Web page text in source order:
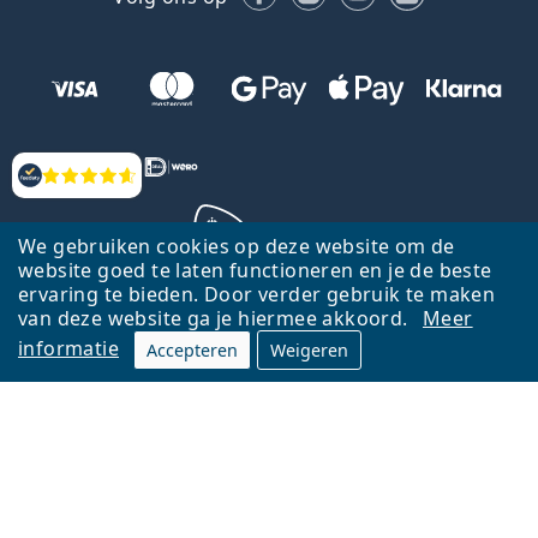
We gebruiken cookies op deze website om de
website goed te laten functioneren en je de beste
ervaring te bieden. Door verder gebruik te maken
van deze website ga je hiermee akkoord.
Meer
informatie
Accepteren Weigeren
Beoordelingen
Terug naar de homepagina
Ga omhoog
Lentiamo.nl is eigendom van en wordt beheerd door Lentiamo s.r.o.,
Tsjechië
Hier al 18 jaar voor jou.